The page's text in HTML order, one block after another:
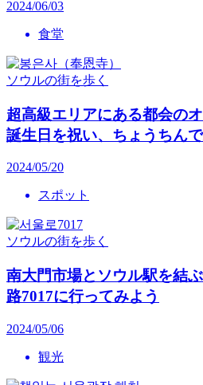
2024/06/03
食堂
ソウルの街を歩く
超高級エリアにある都会の
誕生日を祝い、ちょうちん
2024/05/20
スポット
ソウルの街を歩く
南大門市場とソウル駅を結
路7017に行ってみよう
2024/05/06
観光